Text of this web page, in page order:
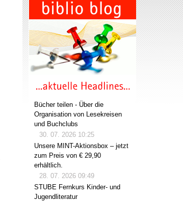
Bücher teilen - Über die
Organisation von Lesekreisen
und Buchclubs
30. 07. 2026 10:25
Unsere MINT-Aktionsbox – jetzt
zum Preis von € 29,90
erhältlich.
28. 07. 2026 09:49
STUBE Fernkurs Kinder- und
Jugendliteratur